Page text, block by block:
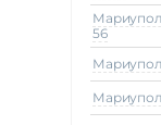
56